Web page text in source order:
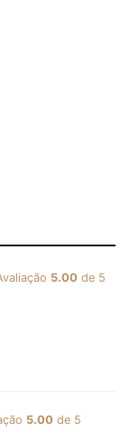
5.00 de 5
5.00 de 5